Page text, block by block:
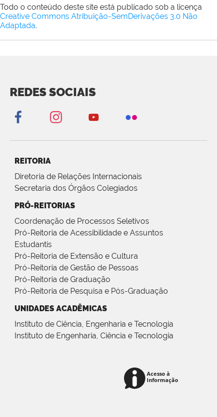
Todo o conteúdo deste site está publicado sob a licença
Creative Commons Atribuição-SemDerivações 3.0 Não
Adaptada.
REDES SOCIAIS
REITORIA
Diretoria de Relações Internacionais
Secretaria dos Órgãos Colegiados
PRÓ-REITORIAS
Coordenação de Processos Seletivos
Pró-Reitoria de Acessibilidade e Assuntos
Estudantis
Pró-Reitoria de Extensão e Cultura
Pró-Reitoria de Gestão de Pessoas
Pró-Reitoria de Graduação
Pró-Reitoria de Pesquisa e Pós-Graduação
UNIDADES ACADÊMICAS
Instituto de Ciência, Engenharia e Tecnologia
Instituto de Engenharia, Ciência e Tecnologia